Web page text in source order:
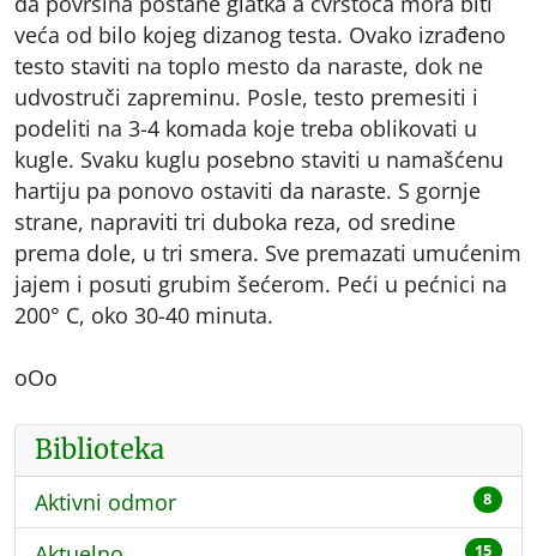
veća od bilo kojeg dizanog testa. Ovako izrađeno
testo staviti na toplo mesto da naraste, dok ne
udvostruči zapreminu. Posle, testo premesiti i
podeliti na 3-4 komada koje treba oblikovati u
kugle. Svaku kuglu posebno staviti u namašćenu
hartiju pa ponovo ostaviti da naraste. S gornje
strane, napraviti tri duboka reza, od sredine
prema dole, u tri smera. Sve premazati umućenim
jajem i posuti grubim šećerom. Peći u pećnici na
200° C, oko 30-40 minuta.
oOo
Biblioteka
Aktivni odmor 8
15